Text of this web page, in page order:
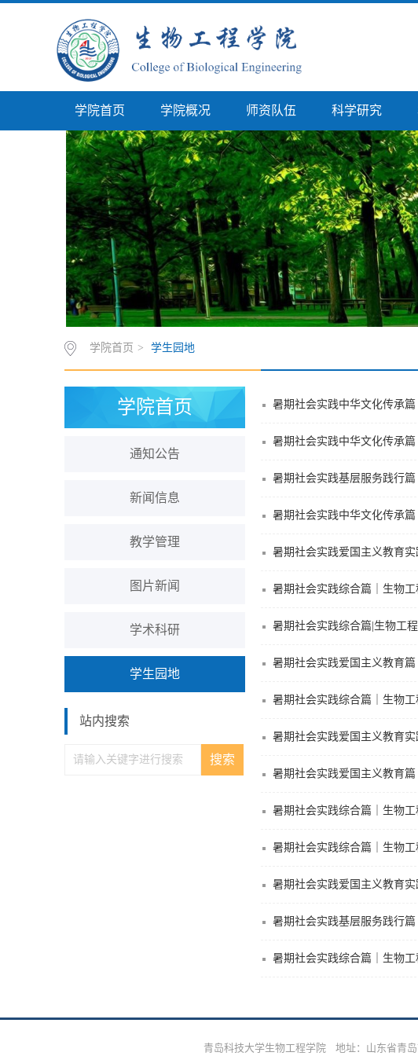
学院首页 学院概况 师资队伍 科学研究
学院首页 > 学生园地
学院首页
通知公告
新闻信息
教学管理
图片新闻
学术科研
学生园地
站内搜索
暑期社会实践基层服务践行
暑期社会实践综合篇|生物工
暑期社会实践爱国主义教育
青岛科技大学生物工程学院 地址：山东省青